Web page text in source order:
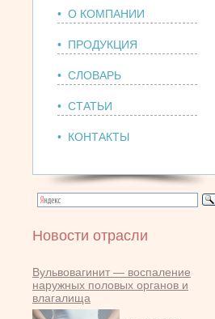
• О КОМПАНИИ
• ПРОДУКЦИЯ
• СЛОВАРЬ
• СТАТЬИ
• КОНТАКТЫ
Новости отрасли
Вульвовагинит — воспаление
наружных половых органов и
влагалища